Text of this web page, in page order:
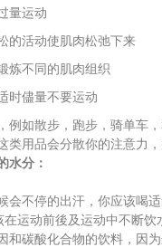
量运动
的活动使肌肉松弛下来
炼不同的肌肉组织
时儘量不要运动
例如散步，跑步，骑单车
类用品会分散你的注意力
水分：
会不停的出汗，你应该喝
运动前後及运动中不断
和碳酸化合物的饮料，因